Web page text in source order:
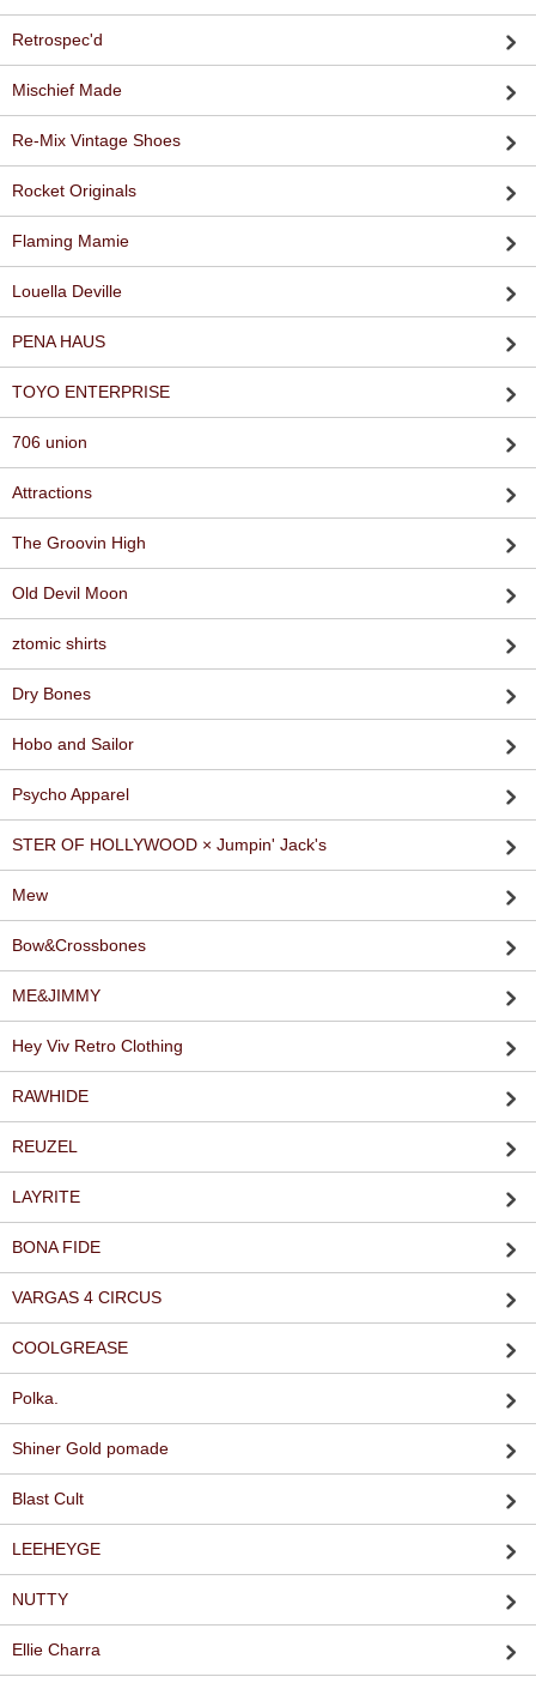
Retrospec'd
Mischief Made
Re-Mix Vintage Shoes
Rocket Originals
Flaming Mamie
Louella Deville
PENA HAUS
TOYO ENTERPRISE
706 union
Attractions
The Groovin High
Old Devil Moon
ztomic shirts
Dry Bones
Hobo and Sailor
Psycho Apparel
STER OF HOLLYWOOD × Jumpin' Jack's
Mew
Bow&Crossbones
ME&JIMMY
Hey Viv Retro Clothing
RAWHIDE
REUZEL
LAYRITE
BONA FIDE
VARGAS 4 CIRCUS
COOLGREASE
Polka.
Shiner Gold pomade
Blast Cult
LEEHEYGE
NUTTY
Ellie Charra